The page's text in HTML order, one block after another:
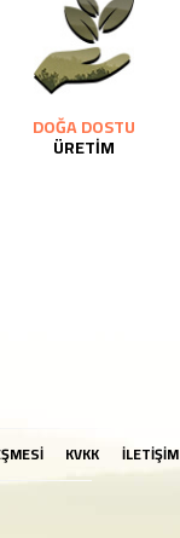
DOĞA DOSTU
ÜRETİM
KVKK İLETİŞİM